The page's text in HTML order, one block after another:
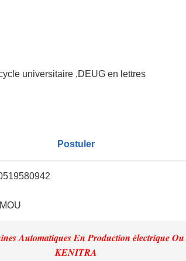
universitaire ,DEUG en lettres
Postuler
Automatiques En Production électrique
KENITRA